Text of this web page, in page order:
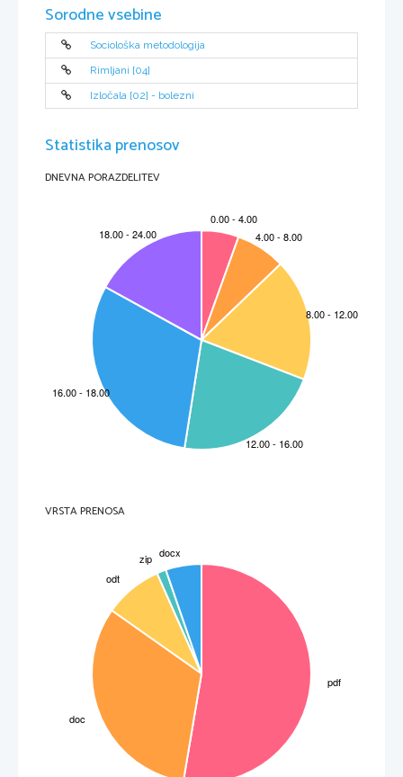
Sorodne vsebine
Sociološka metodologija
Rimljani [04]
Izločala [02] - bolezni
Statistika prenosov
DNEVNA PORAZDELITEV
VRSTA PRENOSA